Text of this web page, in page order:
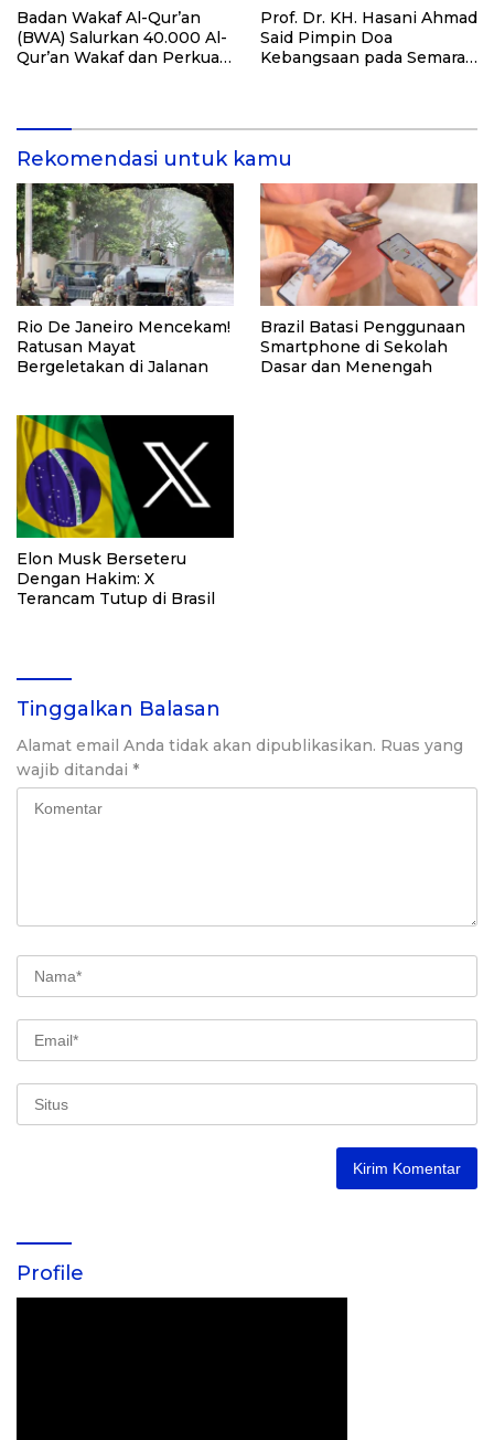
Badan Wakaf Al-Qur’an
(BWA) Salurkan 40.000 Al-
Qur’an Wakaf dan Perkuat
Prof. Dr. KH. Hasani Ahmad
Said Pimpin Doa
Kebangsaan pada Semarak
Rekomendasi untuk kamu
Rio De Janeiro Mencekam!
Ratusan Mayat
Bergeletakan di Jalanan
Brazil Batasi Penggunaan
Smartphone di Sekolah
Dasar dan Menengah
Elon Musk Berseteru
Dengan Hakim: X
Terancam Tutup di Brasil
Tinggalkan Balasan
Alamat email Anda tidak akan dipublikasikan. Ruas yang
wajib ditandai *
Profile